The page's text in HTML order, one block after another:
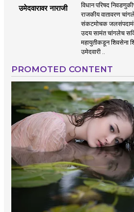
उमेदवारावर नाराजी
विधान परिषद
राजकीय वातावरण
संकटमोचक
उदय सामंत चांगलेच
महायुतीकडून शिवसेना
उमेदवारी ..